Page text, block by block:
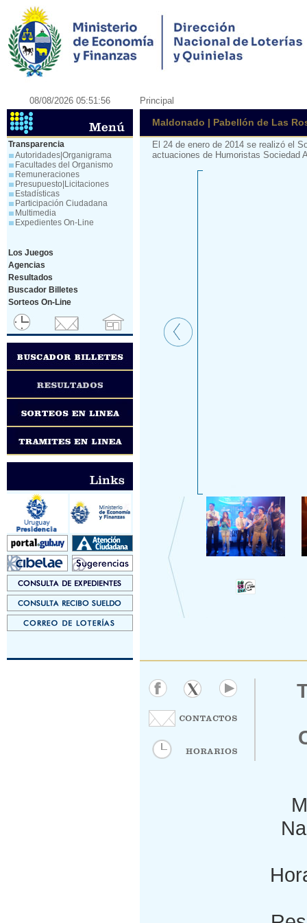
08/08/2026 05:51:56 Principal
Transparencia
Autoridades|Organigrama
Facultades del Organismo
Remuneraciones
Presupuesto|Licitaciones
Estadísticas
Participación Ciudadana
Multimedia
Expedientes On-Line
Los Juegos
Agencias
Resultados
Buscador Billetes
Sorteos On-Line
Maldonado | Pabellón de Las
El 24 de enero de 2014 se realizó el
actuaciones de Humoristas Sociedad